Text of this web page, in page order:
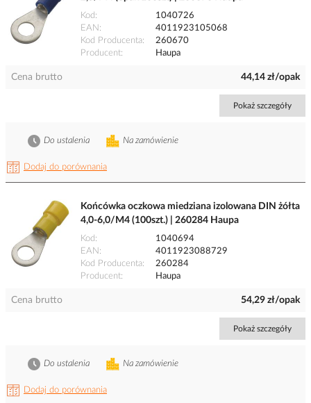
Kod
1040726
EAN
4011923105068
Kod Producenta
260670
Producent
Haupa
Cena brutto 44,14 zł/opak
Pokaż szczegóły
Dodaj do porównania
Na zamówienie
Do ustalenia
Końcówka oczkowa miedziana izolowana DIN żółta
4,0-6,0/M4 (100szt.) | 260284 Haupa
Kod
1040694
EAN
4011923088729
Kod Producenta
260284
Producent
Haupa
Cena brutto 54,29 zł/opak
Pokaż szczegóły
Dodaj do porównania
Na zamówienie
Do ustalenia